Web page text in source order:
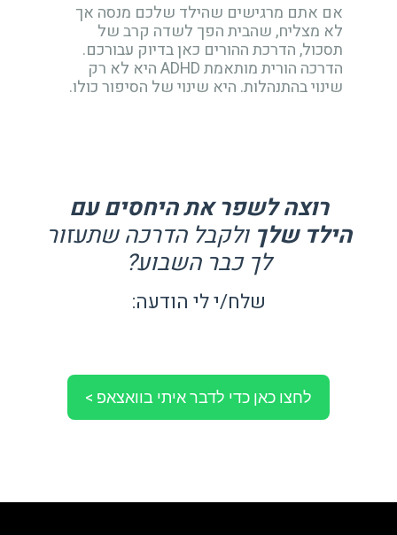
אם אתם מרגישים שהילד שלכם מנסה אך
לא מצליח, שהבית הפך לשדה קרב של
תסכול, הדרכת ההורים כאן בדיוק עבורכם.
הדרכה הורית מותאמת ADHD היא לא רק
שינוי בהתנהלות. היא שינוי של הסיפור כולו.
רוצה לשפר את היחסים עם
הילד שלך ולקבל הדרכה שתעזור
לך כבר השבוע?
שלח/י לי הודעה:
לחצו כאן כדי לדבר איתי בוואצאפ >